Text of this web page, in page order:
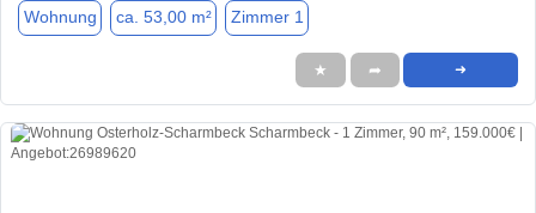
Wohnung ca. 53,00 m² Zimmer 1
★ ➦ ➜